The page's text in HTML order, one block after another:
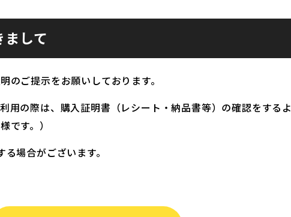
して
ご提示をお願いしております。
用の際は、購入証明書（レシート・納品書等）の確認をする
です。）
場合がございます。